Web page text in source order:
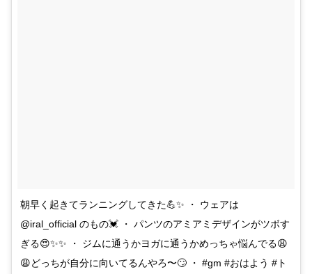
朝早く起きてランニングしてきた💪✨ ・ ウェアは
@iral_official のもの💓 ・ パンツのアミアミデザインがツボす
ぎる😍✨✨ ・ ジムに通うかヨガに通うかめっちゃ悩んでる😩
😩どっちが自分に向いてるんやろ〜🙄 ・ #gm #おはよう #ト